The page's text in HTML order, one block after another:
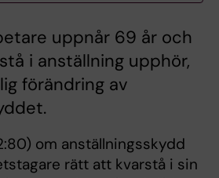
uppnår 69 år och
i anställning upphör,
förändring av
om anställningsskydd
rätt att kvarstå i sin